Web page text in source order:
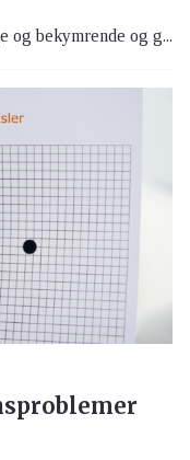
og bekymrende og g...